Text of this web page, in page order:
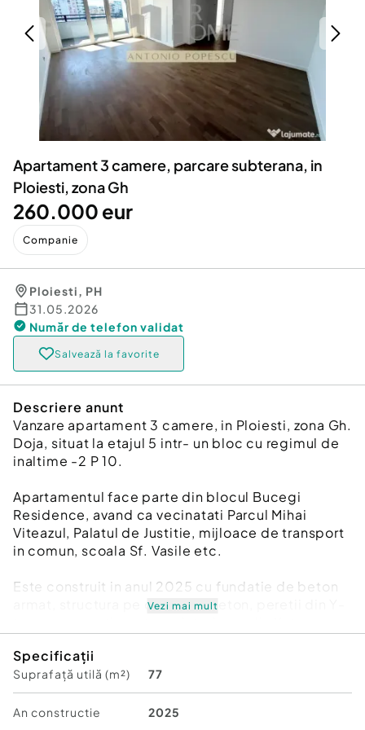
Servicii
Animale de companie
Afaceri și echipamente profesionale
Inchiriere Bunuri si Vehicule
Utilaje agricole si industriale
Piese auto si accesorii
Dacia Duster
Apartament 3 camere, parcare subterana, in
Ploiesti, zona Gh
260.000 eur
Companie
Ploiesti, PH
31.05.2026
Număr de telefon validat
Salvează la favorite
Descriere anunt
Vanzare apartament 3 camere, in Ploiesti, zona Gh.
Doja, situat la etajul 5 intr- un bloc cu regimul de
inaltime -2 P 10.
Apartamentul face parte din blocul Bucegi
Residence, avand ca vecinatati Parcul Mihai
Viteazul, Palatul de Justitie, mijloace de transport
in comun, scoala Sf. Vasile etc.
Este construit in anul 2025 cu fundatie de beton
armat, structura pe cadre de beton, peretii din Y-
cu polistiren 10 cm EPS 100 cu fatada partial
ventilata si placaje din fibrociment.
Apartamentl are o suprafata utila de 73,5 mp, plus
Vezi mai mult
Specificații
Suprafață utilă (m²) 77
An constructie 2025